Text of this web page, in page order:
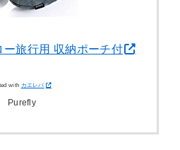
旅行用 収納ポーチ付
with カエレバ
Purefly